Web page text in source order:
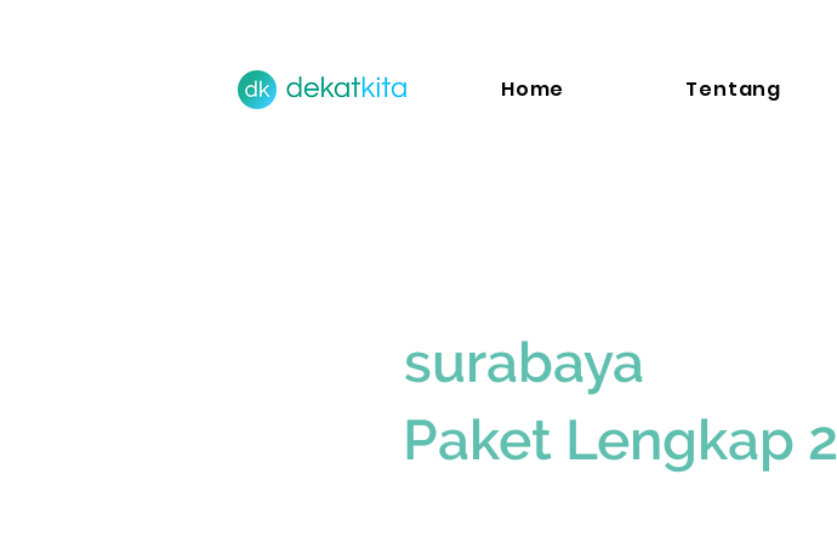
Home Tentang
surabaya
Paket Lengkap 2